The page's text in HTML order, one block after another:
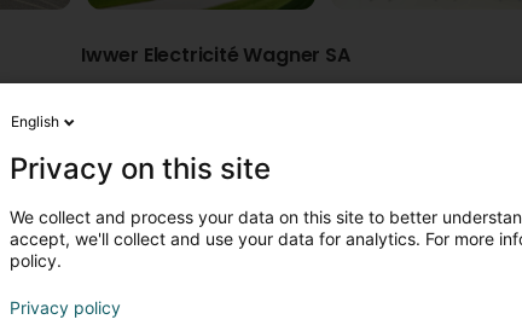
Iwwer Electricité Wagner SA
Electricité Wagner s.a.
mit Sitz in Fischbach
und steigende Innovationsbereitschaft entwickelte
50 Mitarbeitern. Der Erfolg und die rasche
Umsetzung, sowie fachliche Kompetenz machen
alle elektrischen Ausstattungen.
Electricité Wagner s.a. bietet das umfassende
Sie bildet das Leistungsfundament des
Sonderlichttechnik, Gebäudesicherheitsanlagen,
English
Privacy on this site
We collect and process your data on this site to better
accept, we'll collect and use your data for analytics. For more
policy.
Privacy policy